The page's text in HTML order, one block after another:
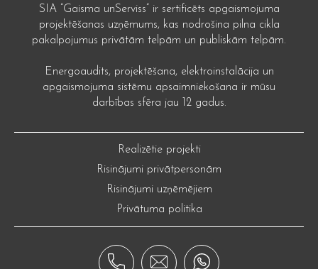
SIA “Gaisma unServiss” ir sertificēts apgaismojuma
projektēšanas uzņēmums, kas nodrošina pilna cikla
pakalpojumus privātām telpām un publiskām telpām.
Energoaudits, projektēšana, elektroinstalācija un
apgaismojuma sistēmu apsaimniekošana ir mūsu
darbības sfēra jau 12 gadus.
Realizētie projekti
Risinājumi privātpersonām
Risinājumi uzņēmējiem
Privātuma politika